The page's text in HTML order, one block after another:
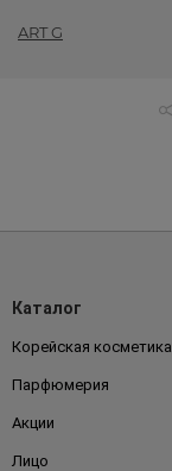
ART G
Каталог
Корейская косметика
Парфюмерия
Акции
Лицо